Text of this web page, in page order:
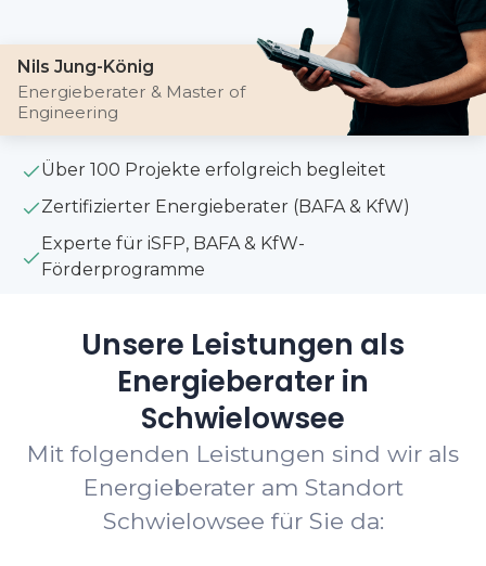
Nils Jung-König
Energieberater & Master of
Engineering
Über 100 Projekte erfolgreich begleitet
Zertifizierter Energieberater (BAFA & KfW)
Experte für iSFP, BAFA & KfW-
Förderprogramme
Unsere Leistungen als
Energieberater in
Schwielowsee
Mit folgenden Leistungen sind wir als
Energieberater am Standort
Schwielowsee für Sie da: